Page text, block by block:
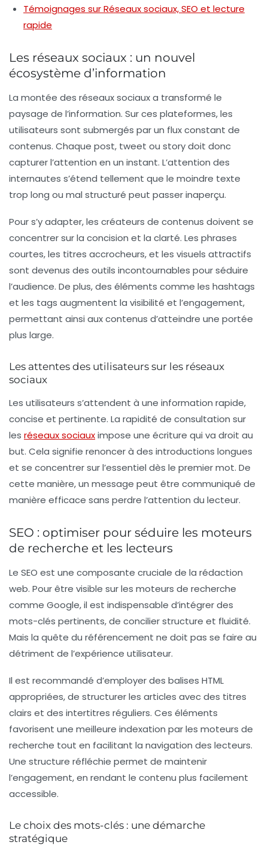
Témoignages sur Réseaux sociaux, SEO et lecture
rapide
Les réseaux sociaux : un nouvel
écosystème d’information
La montée des réseaux sociauxa transformé le
paysage de l’information. Sur ces plateformes, les
utilisateurs sont submergés par un flux constant de
contenus. Chaque post, tweet ou story doit donc
capturer l’attention en un instant. L’attention des
internautes s’étend tellement que le moindre texte
trop long ou mal structuré peut passer inaperçu.
Pour s’y adapter, les créateurs de contenus doivent se
concentrer sur la concision et la clarté. Les phrases
courtes, les titres accrocheurs, et les visuels attractifs
sont devenus des outils incontournables pour séduire
l’audience. De plus, des éléments comme les hashtags
et les tags augmentent la visibilité et l’engagement,
permettant ainsi aux contenus d’atteindre une portée
plus large.
Les attentes des utilisateurs sur les réseaux
sociaux
Les utilisateurs s’attendent à une information rapide,
concise et pertinente. La rapidité de consultation sur
les réseaux sociauximpose une écriture qui va droit au
but. Cela signifie renoncer à des introductions longues
et se concentrer sur l’essentiel dès le premier mot. De
cette manière, un message peut être communiqué de
manière efficace sans perdre l’attention du lecteur.
SEO : optimiser pour séduire les moteurs
de recherche et les lecteurs
Le SEO est une composante cruciale de la rédaction
web. Pour être visible sur les moteurs de recherche
comme Google, il est indispensable d’intégrer des
mots-clés pertinents, de concilier structure et fluidité.
Mais la quête du référencement ne doit pas se faire au
détriment de l’expérience utilisateur.
Il est recommandé d’employer des balises HTML
appropriées, de structurer les articles avec des titres
clairs et des intertitres réguliers. Ces éléments
favorisent une meilleure indexation par les moteurs de
recherche tout en facilitant la navigation des lecteurs.
Une structure réfléchie permet de maintenir
l’engagement, en rendant le contenu plus facilement
accessible.
Le choix des mots-clés : une démarche
stratégique